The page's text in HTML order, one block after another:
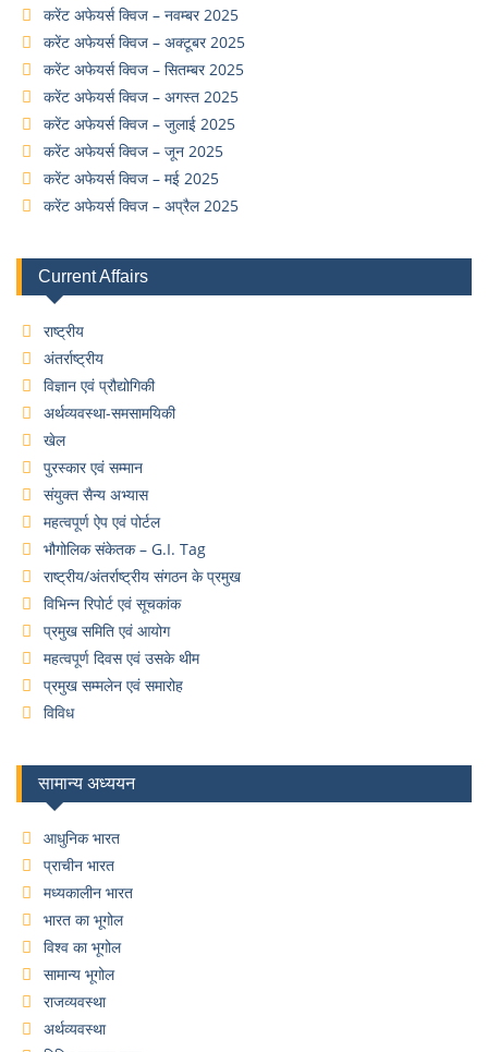
करेंट अफेयर्स क्विज – नवम्बर 2025
करेंट अफेयर्स क्विज – अक्टूबर 2025
करेंट अफेयर्स क्विज – सितम्बर 2025
करेंट अफेयर्स क्विज – अगस्त 2025
करेंट अफेयर्स क्विज – जुलाई 2025
करेंट अफेयर्स क्विज – जून 2025
करेंट अफेयर्स क्विज – मई 2025
करेंट अफेयर्स क्विज – अप्रैल 2025
Current Affairs
राष्ट्रीय
अंतर्राष्ट्रीय
विज्ञान एवं प्रौद्योगिकी
अर्थव्यवस्था-समसामयिकी
खेल
पुरस्कार एवं सम्मान
संयुक्त सैन्य अभ्यास
महत्वपूर्ण ऐप एवं पोर्टल
भौगोलिक संकेतक – G.I. Tag
राष्ट्रीय/अंतर्राष्ट्रीय संगठन के प्रमुख
विभिन्न रिपोर्ट एवं सूचकांक
प्रमुख समिति एवं आयोग
महत्वपूर्ण दिवस एवं उसके थीम
प्रमुख सम्मलेन एवं समारोह
विविध
सामान्य अध्ययन
आधुनिक भारत
प्राचीन भारत
मध्यकालीन भारत
भारत का भूगोल
विश्व का भूगोल
सामान्य भूगोल
राजव्यवस्था
अर्थव्यवस्था